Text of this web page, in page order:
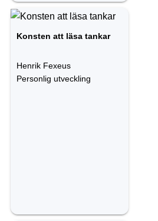
Konsten att läsa tankar
Henrik Fexeus
Personlig utveckling